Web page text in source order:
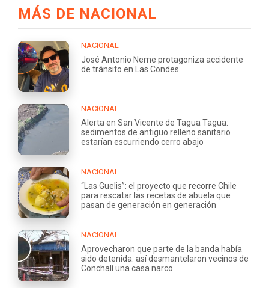
MÁS DE NACIONAL
NACIONAL
José Antonio Neme protagoniza accidente
de tránsito en Las Condes
NACIONAL
Alerta en San Vicente de Tagua Tagua:
sedimentos de antiguo relleno sanitario
estarían escurriendo cerro abajo
NACIONAL
“Las Guelis”: el proyecto que recorre Chile
para rescatar las recetas de abuela que
pasan de generación en generación
NACIONAL
Aprovecharon que parte de la banda había
sido detenida: así desmantelaron vecinos de
Conchalí una casa narco